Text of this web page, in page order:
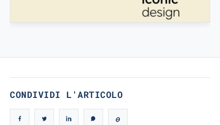
CONDIVIDI L'ARTICOLO